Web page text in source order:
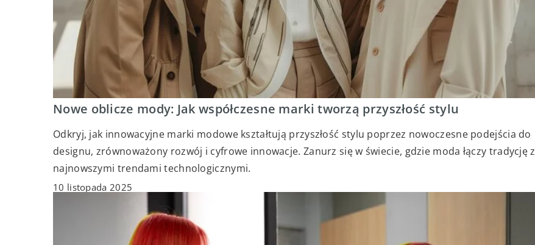
Nowe oblicze mody: Jak współczesne marki tworzą przyszłość stylu
Odkryj, jak innowacyjne marki modowe kształtują przyszłość stylu poprzez nowoczesne podejścia do
designu, zrównoważony rozwój i cyfrowe innowacje. Zanurz się w świecie, gdzie moda łączy tradycję z
najnowszymi trendami technologicznymi.
10 listopada 2025